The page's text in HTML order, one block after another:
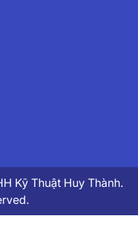
Kỹ Thuật Huy Thành.